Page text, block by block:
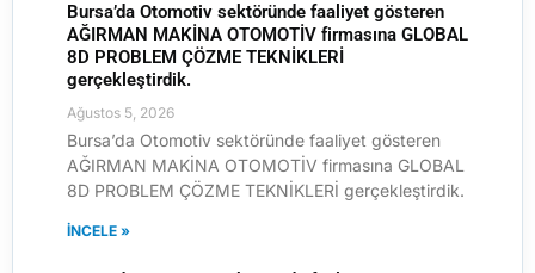
Bursa’da Otomotiv sektöründe faaliyet gösteren
AĞIRMAN MAKİNA OTOMOTİV firmasına GLOBAL
8D PROBLEM ÇÖZME TEKNİKLERİ
gerçekleştirdik.
Ağustos 5, 2026
Bursa’da Otomotiv sektöründe faaliyet gösteren
AĞIRMAN MAKİNA OTOMOTİV firmasına GLOBAL
8D PROBLEM ÇÖZME TEKNİKLERİ gerçekleştirdik.
İNCELE »